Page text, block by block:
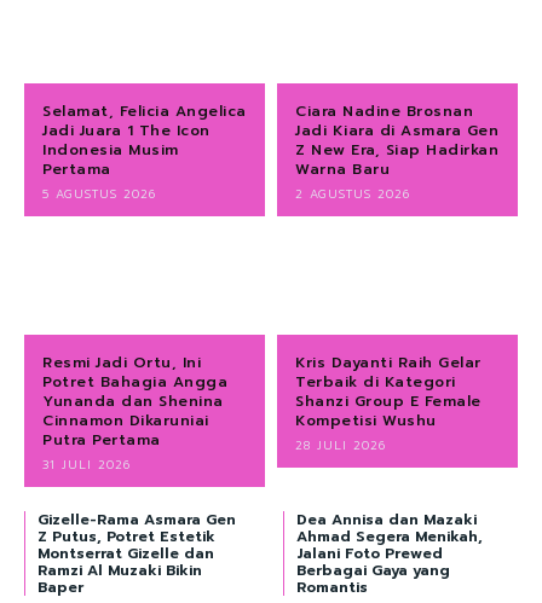
Selamat, Felicia Angelica
Jadi Juara 1 The Icon
Indonesia Musim
Pertama
5 AGUSTUS 2026
Ciara Nadine Brosnan
Jadi Kiara di Asmara Gen
Z New Era, Siap Hadirkan
Warna Baru
2 AGUSTUS 2026
Resmi Jadi Ortu, Ini
Potret Bahagia Angga
Yunanda dan Shenina
Cinnamon Dikaruniai
Putra Pertama
31 JULI 2026
Kris Dayanti Raih Gelar
Terbaik di Kategori
Shanzi Group E Female
Kompetisi Wushu
28 JULI 2026
Gizelle-Rama Asmara Gen
Z Putus, Potret Estetik
Montserrat Gizelle dan
Ramzi Al Muzaki Bikin
Baper
Dea Annisa dan Mazaki
Ahmad Segera Menikah,
Jalani Foto Prewed
Berbagai Gaya yang
Romantis